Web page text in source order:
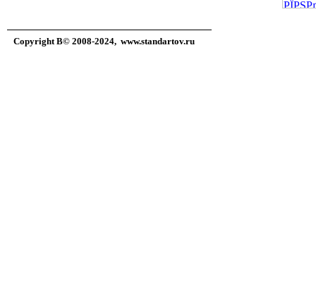
Copyright В© 2008-2024, www.standartov.ru